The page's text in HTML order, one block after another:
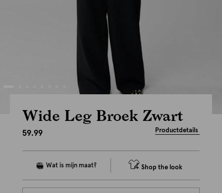
Wide Leg Broek Zwart
59.99 Productdetails
Shop the look